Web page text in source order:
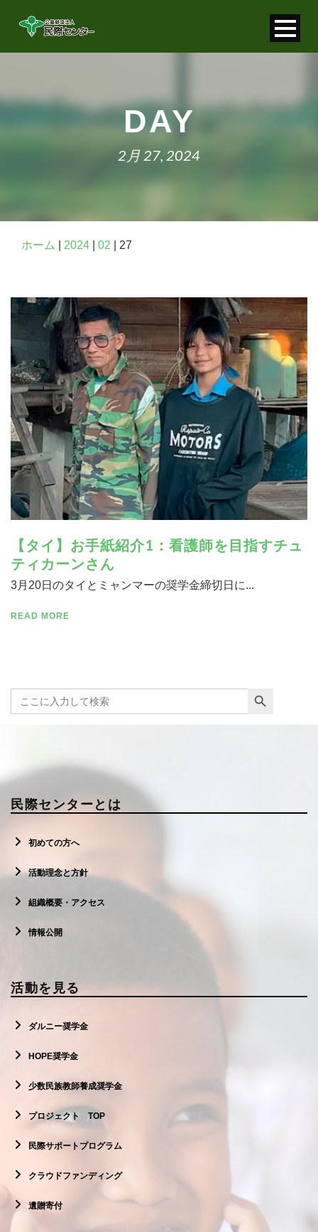
お問い合わせ
寄付する
DAY
2月 27, 2024
ホーム 2024 02 27
【タイ】お手紙紹介1：看護師を目指すチュ
ティカーンさん
3月20日のタイとミャンマーの奨学金締切日に...
READ MORE
Search
for:
Search Button
民際センターとは
初めての方へ
活動理念と方針
組織概要・アクセス
情報公開
活動を見る
ダルニー奨学金
HOPE奨学金
少数民族教師養成奨学金
プロジェクト TOP
民際サポートプログラム
クラウドファンディング
遺贈寄付